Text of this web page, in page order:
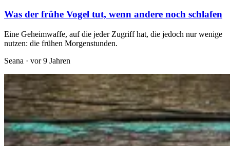
Was der frühe Vogel tut, wenn andere noch schlafen
Eine Geheimwaffe, auf die jeder Zugriff hat, die jedoch nur wenige
nutzen: die frühen Morgenstunden.
Seana · vor 9 Jahren